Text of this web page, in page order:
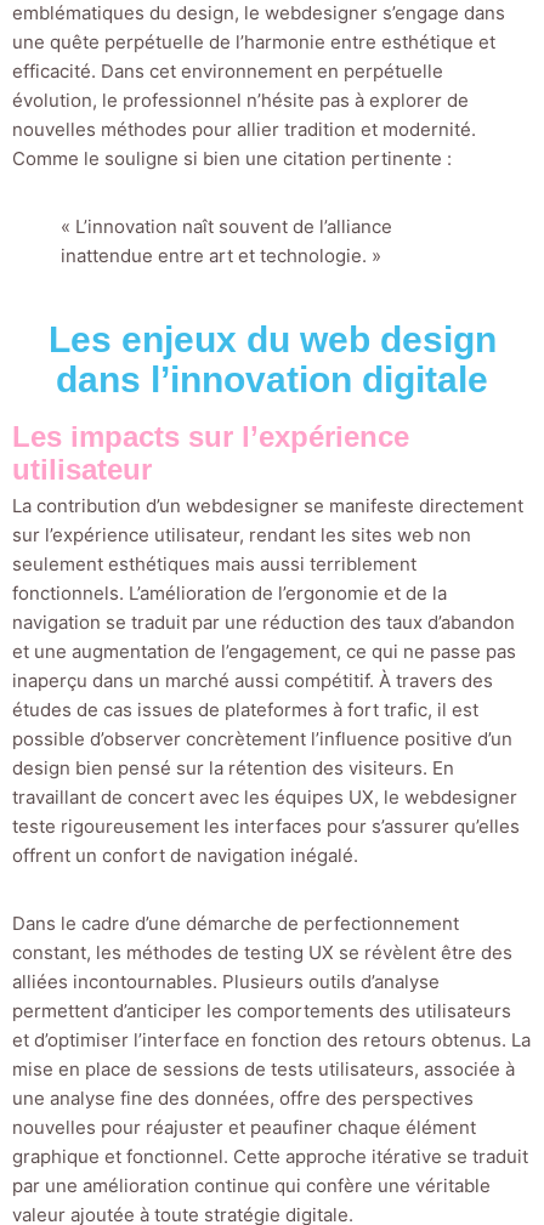
emblématiques du design, le webdesigner s’engage dans
une quête perpétuelle de l’harmonie entre esthétique et
efficacité. Dans cet environnement en perpétuelle
évolution, le professionnel n’hésite pas à explorer de
nouvelles méthodes pour allier tradition et modernité.
Comme le souligne si bien une citation pertinente :
« L’innovation naît souvent de l’alliance
inattendue entre art et technologie. »
Les enjeux du web design
dans l’innovation digitale
Les impacts sur l’expérience
utilisateur
La contribution d’un webdesigner se manifeste directement
sur l’expérience utilisateur, rendant les sites web non
seulement esthétiques mais aussi terriblement
fonctionnels. L’amélioration de l’ergonomie et de la
navigation se traduit par une réduction des taux d’abandon
et une augmentation de l’engagement, ce qui ne passe pas
inaperçu dans un marché aussi compétitif. À travers des
études de cas issues de plateformes à fort trafic, il est
possible d’observer concrètement l’influence positive d’un
design bien pensé sur la rétention des visiteurs. En
travaillant de concert avec les équipes UX, le webdesigner
teste rigoureusement les interfaces pour s’assurer qu’elles
offrent un confort de navigation inégalé.
Dans le cadre d’une démarche de perfectionnement
constant, les méthodes de testing UX se révèlent être des
alliées incontournables. Plusieurs outils d’analyse
permettent d’anticiper les comportements des utilisateurs
et d’optimiser l’interface en fonction des retours obtenus. La
mise en place de sessions de tests utilisateurs, associée à
une analyse fine des données, offre des perspectives
nouvelles pour réajuster et peaufiner chaque élément
graphique et fonctionnel. Cette approche itérative se traduit
par une amélioration continue qui confère une véritable
valeur ajoutée à toute stratégie digitale.